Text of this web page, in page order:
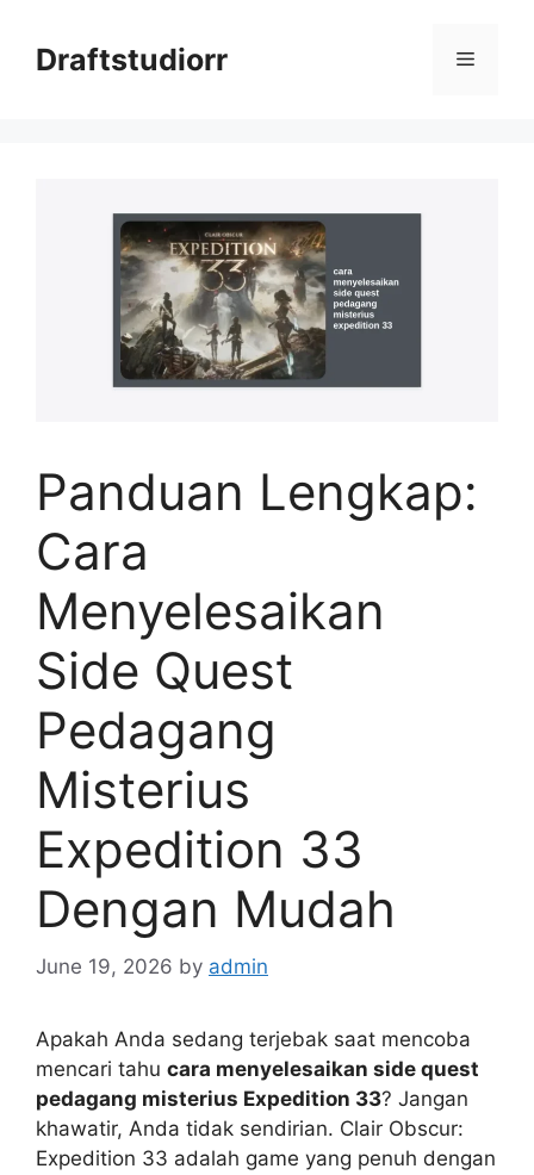
contentDraftstudiorr Menu
Panduan Lengkap:
Cara
Menyelesaikan
Side Quest
Pedagang
Misterius
Expedition 33
Dengan Mudah
June 19, 2026 by admin
Apakah Anda sedang terjebak saat mencoba
mencari tahu cara menyelesaikan side quest
pedagang misterius Expedition 33? Jangan
khawatir, Anda tidak sendirian. Clair Obscur:
Expedition 33 adalah game yang penuh dengan